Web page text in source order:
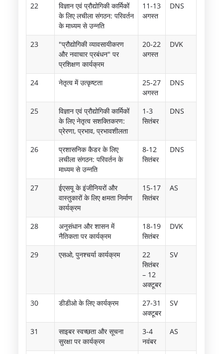
22
विज्ञान एवं प्रौद्योगिकी कार्मिकों
के लिए लचीला संगठन: परिवर्तन
के माध्यम से उन्नति
11-13
अगस्त
DNS
23
"प्रौद्योगिकी व्यावसायीकरण
और नवाचार प्रबंधन" पर
प्रशिक्षण कार्यक्रम
20-22
अगस्त
DVK
24 नेतृत्व में उत्कृष्टता
25-27
अगस्त
DNS
25
विज्ञान एवं प्रौद्योगिकी कार्मिकों
के लिए नेतृत्व सशक्तिकरण:
प्रेरणा, प्रभाव, प्रभावशीलता
1-3
सितंबर
DNS
26
प्रशासनिक कैडर के लिए
लचीला संगठन: परिवर्तन के
माध्यम से उन्नति
8-12
सितंबर
DNS
27
ईएसयू के इंजीनियरों और
वास्तुकारों के लिए क्षमता निर्माण
कार्यक्रम
15-17
सितंबर
AS
28
अनुसंधान और शासन में
नैतिकता पर कार्यक्रम
18-19
सितंबर
DVK
29 एसओ, पुनश्चर्या कार्यक्रम
22
सितंबर
– 12
अक्टूबर
SV
30 डीडीओ के लिए कार्यक्रम
27-31
अक्टूबर
SV
31
साइबर स्वच्छता और सूचना
सुरक्षा पर कार्यक्रम
3-4
नवंबर
AS